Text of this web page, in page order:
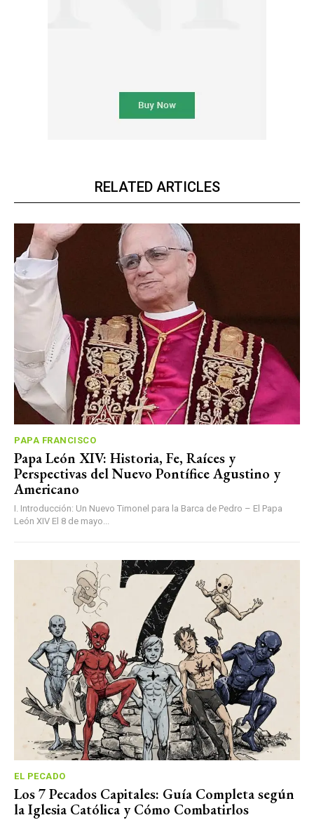
RELATED ARTICLES
PAPA FRANCISCO
Papa León XIV: Historia, Fe, Raíces y
Perspectivas del Nuevo Pontífice Agustino y
Americano
I. Introducción: Un Nuevo Timonel para la Barca de Pedro – El Papa
León XIV El 8 de mayo...
EL PECADO
Los 7 Pecados Capitales: Guía Completa según
la Iglesia Católica y Cómo Combatirlos